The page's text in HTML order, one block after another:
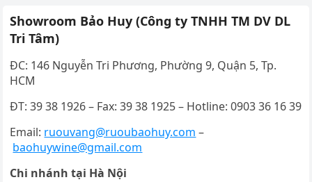
Showroom Bảo Huy (Công ty TNHH TM DV DL
Tri Tâm)
ĐC: 146 Nguyễn Tri Phương, Phường 9, Quận 5, Tp.
HCM
ĐT: 39 38 1926 – Fax: 39 38 1925 – Hotline: 0903 36 16 39
Email: ruouvang@ruoubaohuy.com –
baohuywine@gmail.com
Chi nhánh tại Hà Nội